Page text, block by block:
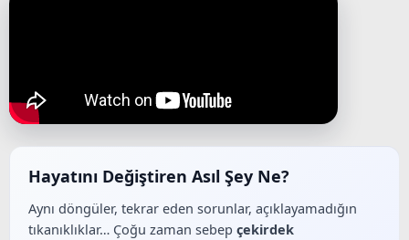
Hayatını Değiştiren Asıl Şey Ne?
Aynı döngüler, tekrar eden sorunlar, açıklayamadığın
tıkanıklıklar… Çoğu zaman sebep çekirdek